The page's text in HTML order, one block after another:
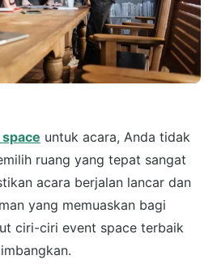
untuk acara, Anda tidak
ruang yang tepat sangat
acara berjalan lancar dan
yang memuaskan bagi
ciri-ciri event space terbaik